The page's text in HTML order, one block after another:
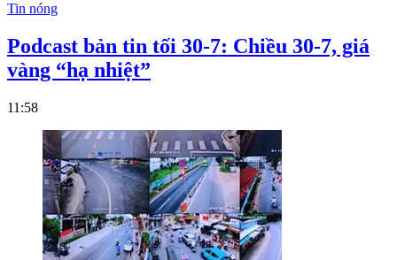
Tin nóng
Podcast bản tin tối 30-7: Chiều 30-7, giá
vàng “hạ nhiệt”
11:58